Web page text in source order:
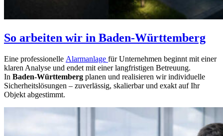
So arbeiten wir in Baden-Württemberg
Eine professionelle Alarmanlage für Unternehmen beginnt mit einer
klaren Analyse und endet mit einer langfristigen Betreuung.
In Baden-Württemberg planen und realisieren wir individuelle
Sicherheitslösungen – zuverlässig, skalierbar und exakt auf Ihr
Objekt abgestimmt.